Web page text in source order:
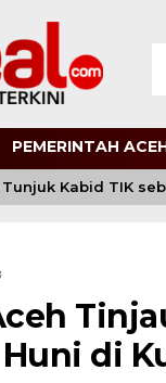
PEMERINTAH
Kabid TIK
di